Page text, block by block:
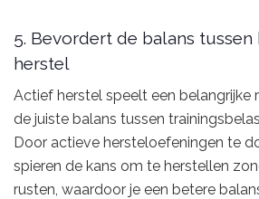
5. Bevordert de balans
herstel
Actief herstel speelt een belangrijke
de juiste balans tussen
Door actieve hersteloefeningen te
spieren de kans om te herstellen
rusten, waardoor je een betere